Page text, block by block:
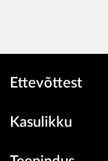
Ettevõttest
Kasulikku